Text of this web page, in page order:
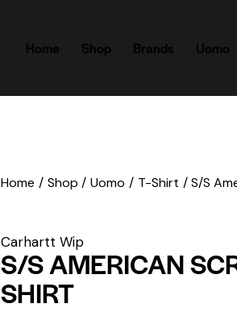
Home Shop Brands Uomo
Home Shop Uomo T-Shirt S/S
Carhartt Wip
S/S AMERICAN
SHIRT